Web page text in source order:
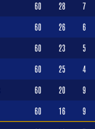
60 28 7
60 26 6
60 23 5
60 25 4
60 20 9
60 16 9